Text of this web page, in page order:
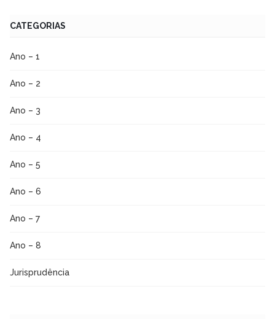
CATEGORIAS
Ano – 1
Ano – 2
Ano – 3
Ano – 4
Ano – 5
Ano – 6
Ano – 7
Ano – 8
Jurisprudência